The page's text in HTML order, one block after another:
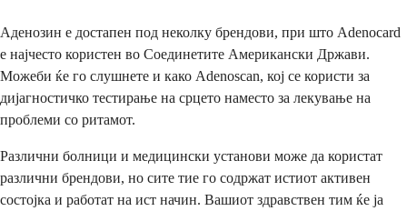
Аденозин е достапен под неколку брендови, при што Adenocard
е најчесто користен во Соединетите Американски Држави.
Можеби ќе го слушнете и како Adenoscan, кој се користи за
дијагностичко тестирање на срцето наместо за лекување на
проблеми со ритамот.
Различни болници и медицински установи може да користат
различни брендови, но сите тие го содржат истиот активен
состојка и работат на ист начин. Вашиот здравствен тим ќе ја